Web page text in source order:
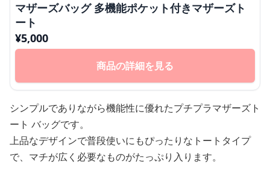
マザーズバッグ 多機能ポケット付きマザーズト
ート
¥5,000
商品の詳細を見る
シンプルでありながら機能性に優れたプチプラマザーズト
ート バッグです。
上品なデザインで普段使いにもぴったりなトートタイプ
で、マチが広く必要なものがたっぷり入ります。